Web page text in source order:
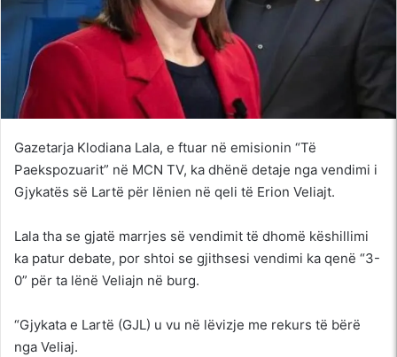
Gazetarja Klodiana Lala, e ftuar në emisionin “Të
Paekspozuarit” në MCN TV, ka dhënë detaje nga vendimi i
Gjykatës së Lartë për lënien në qeli të Erion Veliajt.
Lala tha se gjatë marrjes së vendimit të dhomë këshillimi
ka patur debate, por shtoi se gjithsesi vendimi ka qenë “3-
0” për ta lënë Veliajn në burg.
“Gjykata e Lartë (GJL) u vu në lëvizje me rekurs të bërë
nga Veliaj.